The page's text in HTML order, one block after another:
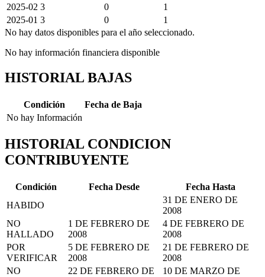
2025-02 3 0
1
2025-01 3 0
1
No hay datos disponibles para el año seleccionado.
No hay información financiera disponible
HISTORIAL BAJAS
Condición
Fecha de Baja
No hay Información
HISTORIAL CONDICION
CONTRIBUYENTE
Condición Fecha Desde
Fecha Hasta
HABIDO
31 DE ENERO DE
2008
NO
HALLADO
1 DE FEBRERO DE
2008
4 DE FEBRERO DE
2008
POR
VERIFICAR
5 DE FEBRERO DE
2008
21 DE FEBRERO DE
2008
NO
22 DE FEBRERO DE
10 DE MARZO DE